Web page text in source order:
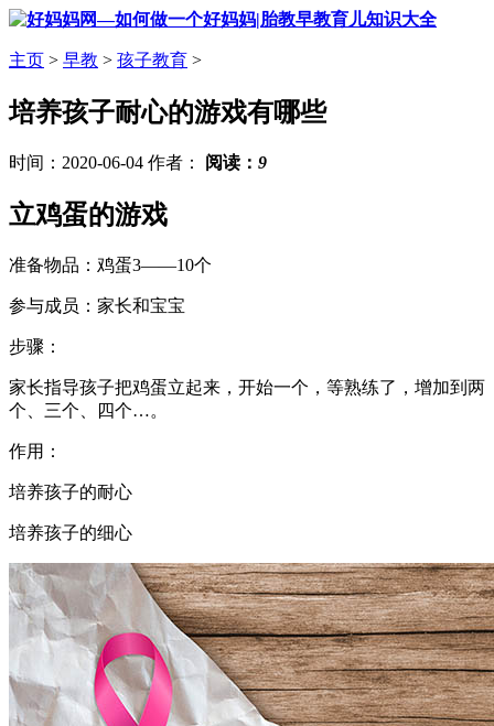
主页 > 早教 > 孩子教育 >
培养孩子耐心的游戏有哪些
时间：2020-06-04 作者： 阅读： 9
立鸡蛋的游戏
准备物品：鸡蛋3——10个
参与成员：家长和宝宝
步骤：
家长指导孩子把鸡蛋立起来，开始一个，等熟练了，增加到两
个、三个、四个…。
作用：
培养孩子的耐心
培养孩子的细心